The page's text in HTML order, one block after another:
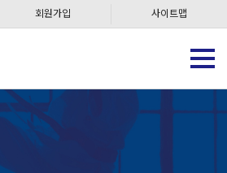
회원가입 사이트맵